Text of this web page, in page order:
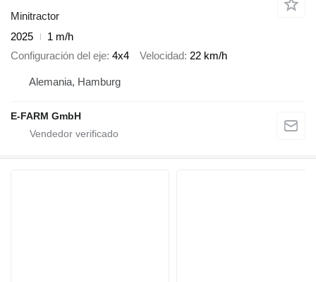
Minitractor
2025
1 m/h
Configuración del eje 4x4 Velocidad 22 km/h
Alemania, Hamburg
E-FARM GmbH